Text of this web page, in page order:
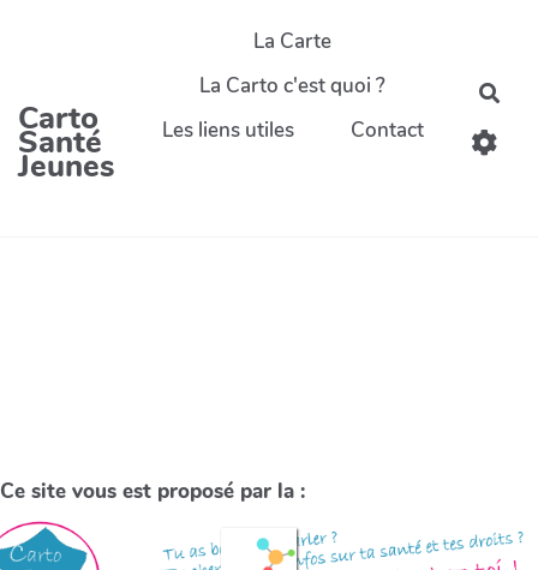
Carto
Santé
Jeunes
La Carte
La Carto c'est quoi ?
Les liens utiles
Contact
Ce site vous est proposé par la :